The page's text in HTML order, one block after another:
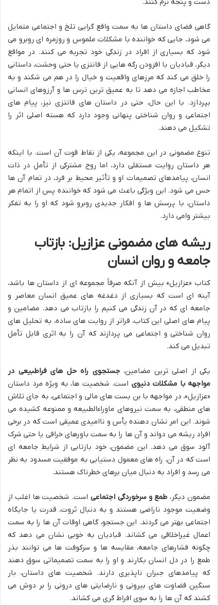
گاهی فضای داستان ها به سمت واقع گرایی تلخ و اجتماعی متمایل
می شود، جایی که خواننده با مشکلات ملموس و روزمره ای روبرو می
شود که بسیاری از افراد در زندگی خود تجربه می کنند. در مواقع
دیگر، قبادیان با افزودن رگه هایی از فانتزی یا حتی وحشت، داستانی
را خلق می کند که مرزهای واقعیت و خیال را در هم می شکند و به
مخاطب اجازه می دهد تا به عمیق ترین ترس ها و آرزوهای انسانی
بپردازد. با این حال، حتی در داستان های فانتزی نیز، پیام های
اجتماعی و روان شناختی پنهانی وجود دارد که هسته اصلی اثر را
تشکیل می دهند.
تنوع مضمونی در این مجموعه، یکی از نقاط قوت آن است. با اینکه
هر داستان روایت مستقلی دارد، اما روح مشترکی از تأمل در ذات
انسان، پیامدهای تصمیمات او و تأثیر محیط بر فرد، در تمام آن ها
حس می شود. این ویژگی باعث می شود که خواننده پس از اتمام هر
داستان، با پرسش ها و افکار جدیدی روبرو شود که او را به تفکر
بیشتر وامی دارد.
ریشه های مضمونی عزازیل: بازتاب
جامعه و روان انسان
کتاب «عزازیل» بیش از آنکه صرفاً مجموعه ای از داستان ها باشد،
آینه ای است که بسیاری از دغدغه های عمیق انسان معاصر و
جامعه ای که در آن زندگی می کنیم را بازتاب می دهد. مضامین و
پیام های اصلی این کتاب، فراتر از روایت های ساده، به تحلیل های
روان شناختی و اجتماعی می پردازند که آن را به اثری قابل تأمل
تبدیل می کند.
یکی از اصلی ترین مضامین،جستجوی راه حل های فراطبیعی در
مواجهه با مشکلات دنیوی است. شخصیت ها، به ویژه مرد داستان
«عزازیل»، در مواجهه با بن بست های مالی و اجتماعی، به جای تلاش
های منطقی، به سمت نیروهای ماوراءالطبیعه و ممنوعه کشیده می
شوند. این امر نشان دهنده یأس و ناامیدی عمیقی است که در برخی
افراد ریشه می دواند و آن ها را به سمت باورهای خرافی یا حتی شرک
آلود سوق می دهد. این مضمون، خود بازتابی از شرایط جامعه ای
است که در آن، راه های معمول دستیابی به موفقیت مسدود به نظر
می رسد و افراد به دنبال میان برهای خطرناک هستند.
مضمون دیگر، طمع و سرخوردگی اجتماعی است. شخصیت ها اغلب از
وضعیت موجود ناراضی هستند و به دنبال ثروت، قدرت یا جایگاه
اجتماعی بهتر می گردند. این جستجو، گاهی اوقات آن ها را به سمت
اعمال غیراخلاقی می کشاند. قبادیان به خوبی نشان می دهد که
چگونه فشارهای جامعه، مقایسه ها و سرکوفت ها می توانند بذر
طمع را در دل انسان بکارند و او را به سمت تصمیماتی سوق دهند
که پیامدهای جبران ناپذیری دارند. شخصیت های داستان، بار
سنگین قضاوت های بیرونی و نارضایتی های درونی را بر دوش می
کشند که آن ها را به سوی افراط گری می کشاند.